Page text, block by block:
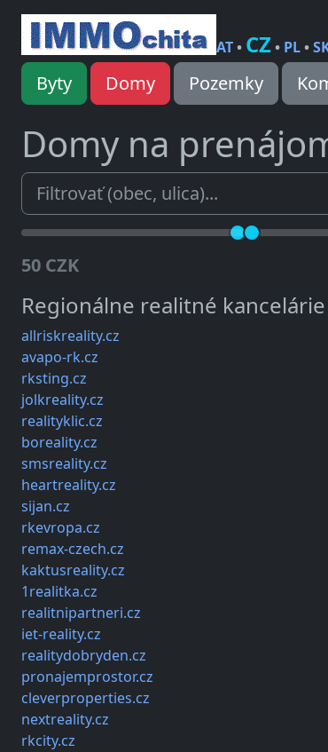
AT• CZ• PL•
Byty Domy Pozemky
Domy na
50 CZK
Regionálne realitné kancelárie
allriskreality.cz
avapo-rk.cz
rksting.cz
jolkreality.cz
realityklic.cz
boreality.cz
smsreality.cz
heartreality.cz
sijan.cz
rkevropa.cz
remax-czech.cz
kaktusreality.cz
1realitka.cz
realitnipartneri.cz
iet-reality.cz
realitydobryden.cz
pronajemprostor.cz
cleverproperties.cz
nextreality.cz
rkcity.cz